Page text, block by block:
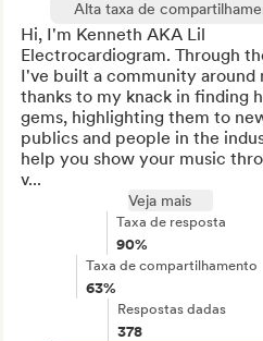
Alta taxa de
Hi, I'm Kenneth AKA Lil
Electrocardiogram. Through
I've built a community around
thanks to my knack in finding
gems, highlighting them to
publics and people in the
help you show your music
v...
Veja mais
Taxa de resposta
90%
Taxa de compartilhamento
63%
Respostas dadas
378